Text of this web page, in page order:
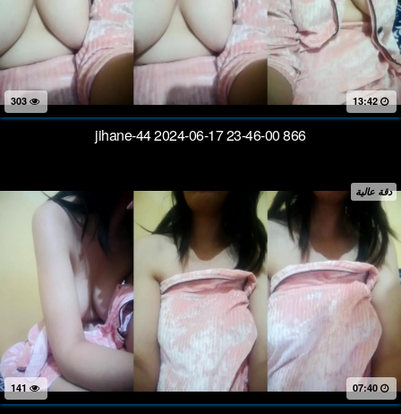
13:42
jihane-44 2024-06-17 23-46-00 866
دقة عالية
07:40